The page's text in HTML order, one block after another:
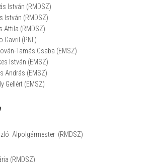
István (RMDSZ)
István (RMDSZ)
Attila (RMDSZ)
Gavril (PNL)
Tamás Csaba (EMSZ)
István (EMSZ)
András (EMSZ)
Gellért (EMSZ)
Alpolgármester (RMDSZ)
(RMDSZ)